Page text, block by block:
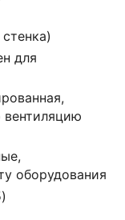
для
вентиляцию
оборудования